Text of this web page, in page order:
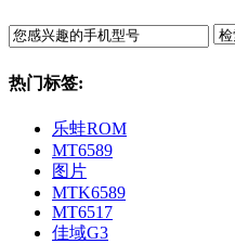
热门标签:
乐蛙ROM
MT6589
图片
MTK6589
MT6517
佳域G3